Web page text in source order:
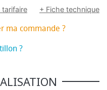
tarifaire
+ Fiche technique
ma commande ?
?